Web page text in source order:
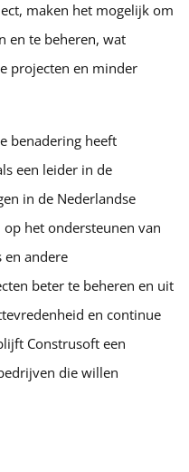
maken het mogelijk om
en te beheren, wat
projecten en minder
benadering heeft
een leider in de
in de Nederlandse
het ondersteunen van
en andere
beter te beheren en uit
en continue
Construsoft een
die willen